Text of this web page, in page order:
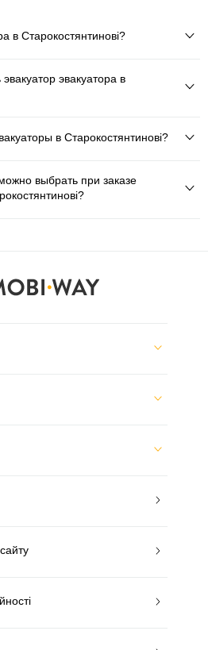
в Старокостянтинові?
эвакуатора в
в Старокостянтинові?
выбрать при заказе